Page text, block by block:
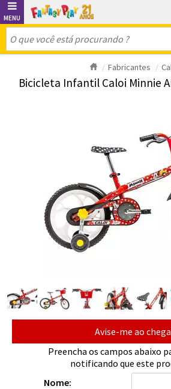
Fabricantes
Bicicleta Infantil Caloi Minnie
Avise-me ao
Preencha os campos abaixo
notificando que este
Nome: